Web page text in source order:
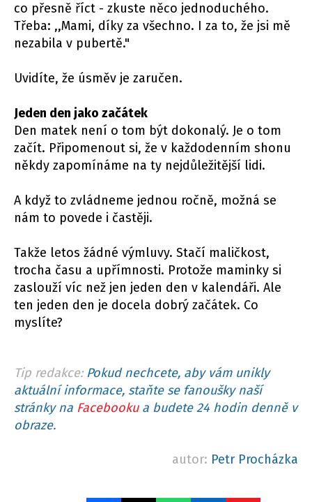
co přesně říct - zkuste něco jednoduchého.
Třeba: ,,Mami, díky za všechno. I za to, že jsi mě
nezabila v pubertě."
Uvidíte, že úsměv je zaručen.
Jeden den jako začátek
Den matek není o tom být dokonalý. Je o tom
začít. Připomenout si, že v každodenním shonu
někdy zapomínáme na ty nejdůležitější lidi.
A když to zvládneme jednou ročně, možná se
nám to povede i častěji.
Takže letos žádné výmluvy. Stačí maličkost,
trocha času a upřímnosti. Protože maminky si
zaslouží víc než jen jeden den v kalendáři. Ale
ten jeden den je docela dobrý začátek. Co
myslíte?
Tip redakce: Pokud nechcete, aby vám unikly
aktuální informace, staňte se fanoušky naší
stránky na Facebookua budete 24 hodin denně v
obraze.
autor: Petr Procházka